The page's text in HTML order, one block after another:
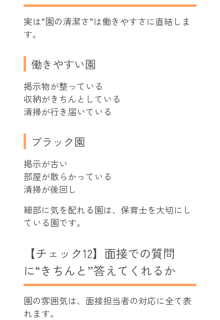
実は“園の清潔さ”は働きやすさに直結しま
す。
働きやすい園
掲示物が整っている
収納がきちんとしている
清掃が行き届いている
ブラック園
掲示が古い
部屋が散らかっている
清掃が後回し
細部に気を配れる園は、保育士を大切にし
ている園です。
【チェック12】面接での質問
に“きちんと”答えてくれるか
園の雰囲気は、面接担当者の対応に全て表
れます。